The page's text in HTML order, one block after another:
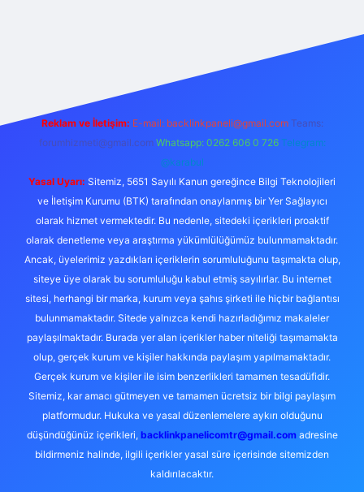
Reklam ve İletişim: E-mail: backlinkpaneli@gmail.com Teams:
forumhizmeti@gmail.com Whatsapp: 0262 606 0 726 Telegram:
@karabul
Yasal Uyarı: Sitemiz, 5651 Sayılı Kanun gereğince Bilgi Teknolojileri
ve İletişim Kurumu (BTK) tarafından onaylanmış bir Yer Sağlayıcı
olarak hizmet vermektedir. Bu nedenle, sitedeki içerikleri proaktif
olarak denetleme veya araştırma yükümlülüğümüz bulunmamaktadır.
Ancak, üyelerimiz yazdıkları içeriklerin sorumluluğunu taşımakta olup,
siteye üye olarak bu sorumluluğu kabul etmiş sayılırlar. Bu internet
sitesi, herhangi bir marka, kurum veya şahıs şirketi ile hiçbir bağlantısı
bulunmamaktadır. Sitede yalnızca kendi hazırladığımız makaleler
paylaşılmaktadır. Burada yer alan içerikler haber niteliği taşımamakta
olup, gerçek kurum ve kişiler hakkında paylaşım yapılmamaktadır.
Gerçek kurum ve kişiler ile isim benzerlikleri tamamen tesadüfidir.
Sitemiz, kar amacı gütmeyen ve tamamen ücretsiz bir bilgi paylaşım
platformudur. Hukuka ve yasal düzenlemelere aykırı olduğunu
düşündüğünüz içerikleri, backlinkpanelicomtr@gmail.comadresine
bildirmeniz halinde, ilgili içerikler yasal süre içerisinde sitemizden
kaldırılacaktır.